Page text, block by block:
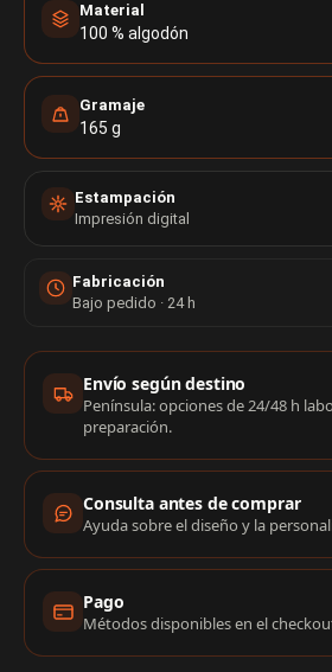
Material
100 % algodón
Gramaje
165 g
Estampación
Impresión digital
Fabricación
Bajo pedido · 24 h
Información de compra
Envío según destino
Península: opciones de 24/48 h
preparación.
Consulta antes de comprar
Ayuda sobre el diseño y la
Pago
Métodos disponibles en el